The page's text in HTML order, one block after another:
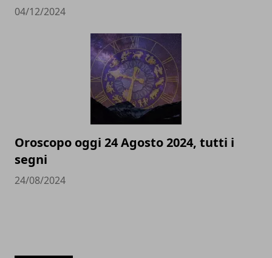
04/12/2024
Oroscopo oggi 24 Agosto 2024, tutti i
segni
24/08/2024